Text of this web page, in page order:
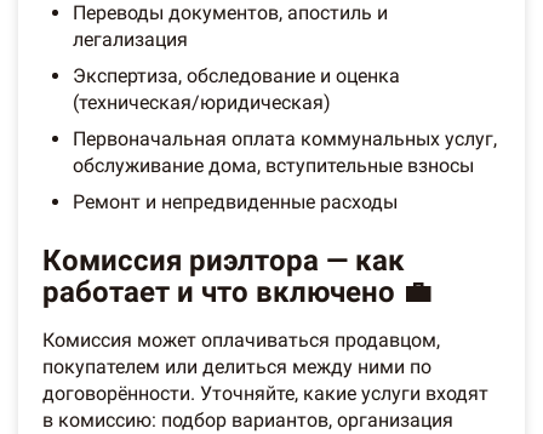
Переводы документов, апостиль и
легализация
Экспертиза, обследование и оценка
(техническая/юридическая)
Первоначальная оплата коммунальных услуг,
обслуживание дома, вступительные взносы
Ремонт и непредвиденные расходы
Комиссия риэлтора — как
работает и что включено 💼
Комиссия может оплачиваться продавцом,
покупателем или делиться между ними по
договорённости. Уточняйте, какие услуги входят
в комиссию: подбор вариантов, организация